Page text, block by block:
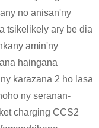
no anisan'ny
tsikelikely ary be dia
amin'ny
haingana
karazana 2 ho lasa
ny seranan-
charging CCS2